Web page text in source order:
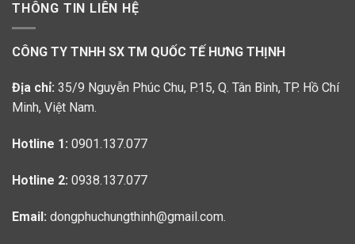
THÔNG TIN LIÊN HỆ
CÔNG TY TNHH SX TM QUỐC TẾ HƯNG THỊNH
Địa chỉ: 35/9 Nguyễn Phúc Chu, P.15, Q. Tân Bình, TP. Hồ Chí
Minh, Việt Nam.
Hotline 1: 0901.137.077
Hotline 2: 0938.137.077
Email: dongphuchungthinh@gmail.com.